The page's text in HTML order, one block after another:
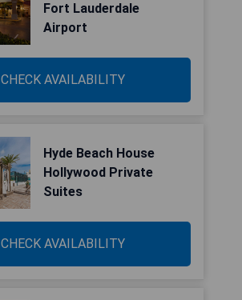
Fort Lauderdale
Airport
CHECK AVAILABILITY
Hyde Beach House
Hollywood Private
Suites
CHECK AVAILABILITY